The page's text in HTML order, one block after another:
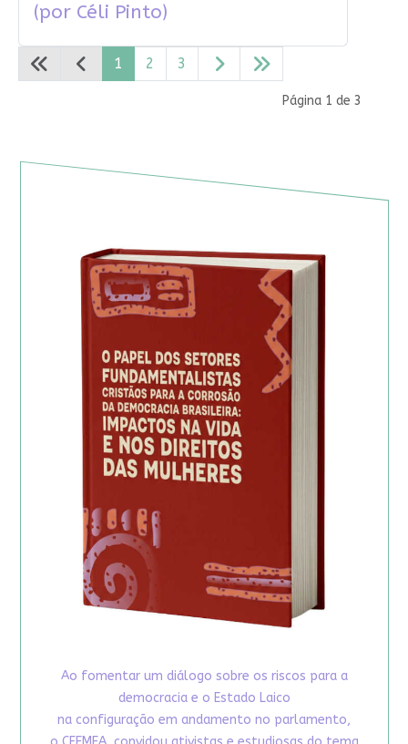
(por Céli Pinto)
Página 1 de 3
1 2 3
Ao fomentar um diálogo sobre os riscos para a
democracia e o Estado Laico
na configuração em andamento no parlamento,